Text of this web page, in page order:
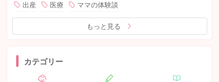
出産 医療 ママの体験談
もっと見る
カテゴリー